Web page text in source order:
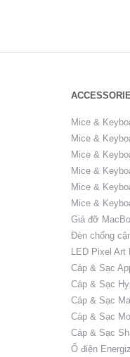
Mice &
Mice &
Mice &
Mice &
Mice &
Mice &
Giá đỡ
Đèn chống
LED Pixel Art
Cáp & Sạc
Cáp & Sạc
Cáp & Sạc
Cáp & Sạc
Cáp & Sạc
Ổ điện